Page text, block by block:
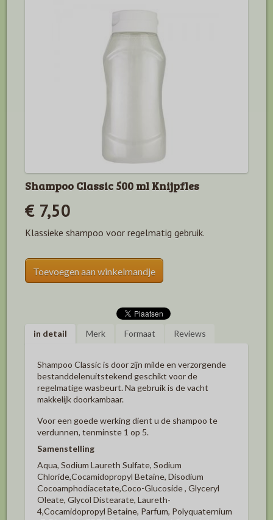
Shampoo Classic 500 ml Knijpfles
€ 7,50
Klassieke shampoo voor regelmatig gebruik.
Toevoegen aan winkelmandje
in detail Merk Formaat Reviews
Shampoo Classic is door zijn milde en verzorgende
bestanddelenuitstekend geschikt voor de
regelmatige wasbeurt. Na gebruik is de vacht
makkelijk doorkambaar.
Voor een goede werking dient u de shampoo te
verdunnen, tenminste 1 op 5.
Samenstelling
Aqua, Sodium Laureth Sulfate, Sodium
Chloride,Cocamidopropyl Betaine, Disodium
Cocoamphodiacetate,Coco-Glucoside , Glyceryl
Oleate, Glycol Distearate, Laureth-
4,Cocamidopropyl Betaine, Parfum, Polyquaternium